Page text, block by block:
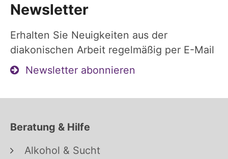
Newsletter
Erhalten Sie Neuigkeiten aus der
diakonischen Arbeit regelmäßig per E-Mail
Newsletter abonnieren
Beratung & Hilfe
Alkohol & Sucht